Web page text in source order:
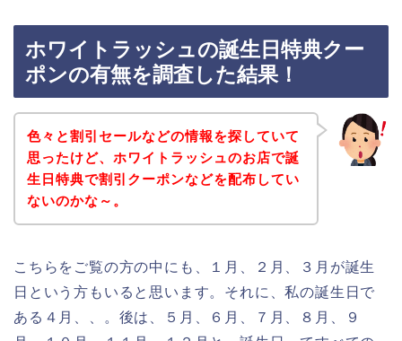
ホワイトラッシュの誕生日特典クー
ポンの有無を調査した結果！
色々と割引セールなどの情報を探していて
思ったけど、ホワイトラッシュのお店で誕
生日特典で割引クーポンなどを配布してい
ないのかな～。
こちらをご覧の方の中にも、１月、２月、３月が誕生
日という方もいると思います。それに、私の誕生日で
ある４月、、。後は、５月、６月、７月、８月、９